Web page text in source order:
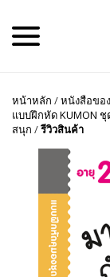
หน้าหลัก /หนังสือของ
แบบฝึกหัด KUMON
สนุก /รีวิวสินค้า